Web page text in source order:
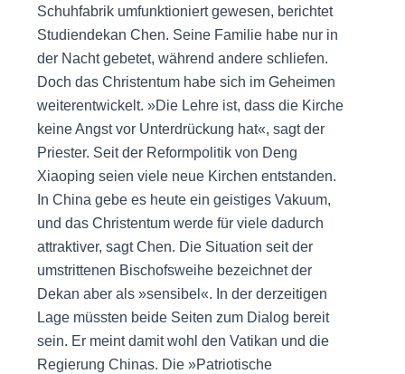
Schuhfabrik umfunktioniert gewesen, berichtet
Studiendekan Chen. Seine Familie habe nur in
der Nacht gebetet, während andere schliefen.
Doch das Christentum habe sich im Geheimen
weiterentwickelt. »Die Lehre ist, dass die Kirche
keine Angst vor Unterdrückung hat«, sagt der
Priester. Seit der Reformpolitik von Deng
Xiaoping seien viele neue Kirchen entstanden.
In China gebe es heute ein geistiges Vakuum,
und das Christentum werde für viele dadurch
attraktiver, sagt Chen. Die Situation seit der
umstrittenen Bischofsweihe bezeichnet der
Dekan aber als »sensibel«. In der derzeitigen
Lage müssten beide Seiten zum Dialog bereit
sein. Er meint damit wohl den Vatikan und die
Regierung Chinas. Die »Patriotische